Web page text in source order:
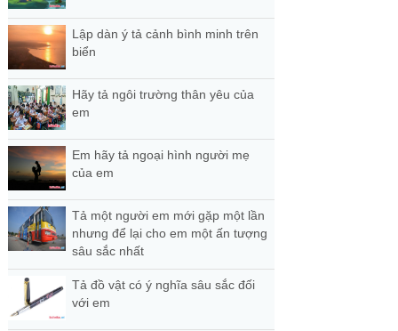
Lập dàn ý tả cảnh bình minh trên
biển
Hãy tả ngôi trường thân yêu của
em
Em hãy tả ngoại hình người mẹ
của em
Tả một người em mới gặp một lần
nhưng để lại cho em một ấn tượng
sâu sắc nhất
Tả đồ vật có ý nghĩa sâu sắc đối
với em